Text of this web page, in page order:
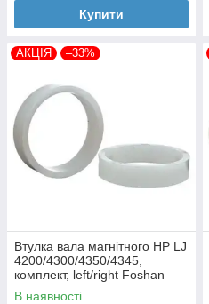
Купити
АКЦІЯ –33%
Втулка вала магнітного HP LJ
4200/4300/4350/4345,
комплект, left/right Foshan
(MAG-1338A-BSH-Foshan)
В наявності